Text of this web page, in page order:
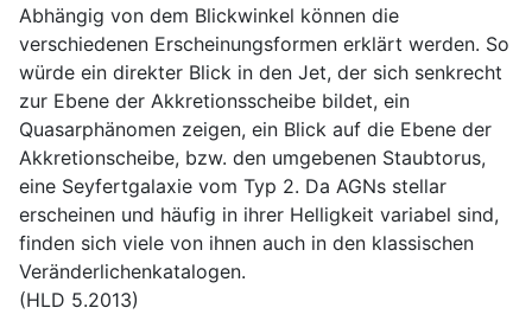
Abhängig von dem Blickwinkel können die
verschiedenen Erscheinungsformen erklärt werden. So
würde ein direkter Blick in den Jet, der sich senkrecht
zur Ebene der Akkretionsscheibe bildet, ein
Quasarphänomen zeigen, ein Blick auf die Ebene der
Akkretionscheibe, bzw. den umgebenen Staubtorus,
eine Seyfertgalaxie vom Typ 2. Da AGNs stellar
erscheinen und häufig in ihrer Helligkeit variabel sind,
finden sich viele von ihnen auch in den klassischen
Veränderlichenkatalogen.
(HLD 5.2013)